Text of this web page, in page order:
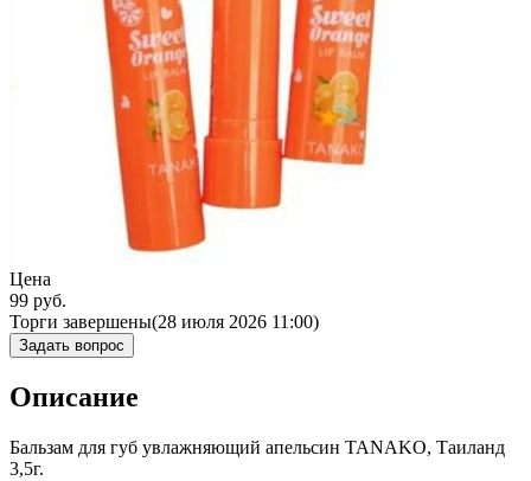
Цена
99 руб.
Торги завершены(28 июля 2026 11:00)
Задать вопрос
Описание
Бальзам для губ увлажняющий апельсин TANAKO, Таиланд
3,5г.